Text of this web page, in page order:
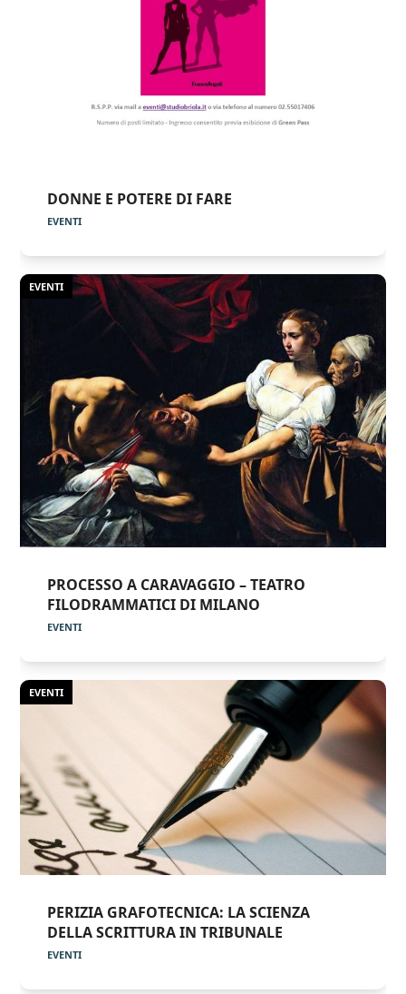
DONNE E POTERE DI FARE
EVENTI
EVENTI
PROCESSO A CARAVAGGIO – TEATRO
FILODRAMMATICI DI MILANO
EVENTI
EVENTI
PERIZIA GRAFOTECNICA: LA SCIENZA
DELLA SCRITTURA IN TRIBUNALE
EVENTI